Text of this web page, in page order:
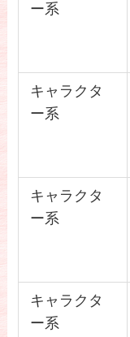
ー系
キャラクタ
ー系
キャラクタ
ー系
キャラクタ
ー系